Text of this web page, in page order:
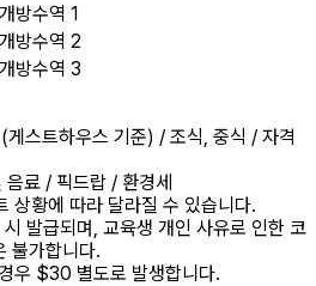
방수역 1
방수역 2
방수역 3
스트하우스 기준) / 조식, 중식 / 자격
음료 / 픽드랍 / 환경세
상황에 따라 달라질 수 있습니다.
발급되며, 교육생 개인 사유로 인한 코
불가합니다.
우 $30 별도로 발생합니다.